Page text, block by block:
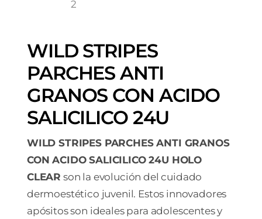
WILD STRIPES
PARCHES ANTI
GRANOS CON ACIDO
SALICILICO 24U
WILD STRIPES PARCHES ANTI GRANOS
CON ACIDO SALICILICO 24U HOLO
CLEAR son la evolución del cuidado
dermoestético juvenil. Estos innovadores
apósitos son ideales para adolescentes y